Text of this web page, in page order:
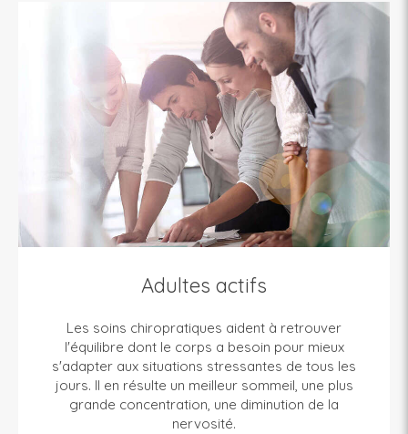
Adultes actifs
Les soins chiropratiques aident à retrouver
l'équilibre dont le corps a besoin pour mieux
s'adapter aux situations stressantes de tous les
jours. Il en résulte un meilleur sommeil, une plus
grande concentration, une diminution de la
nervosité.